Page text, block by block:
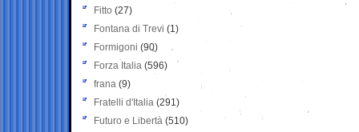
Fitto (27)
Fontana di Trevi (1)
Formigoni (90)
Forza Italia (596)
frana (9)
Fratelli d'Italia (291)
Futuro e Libertà (510)